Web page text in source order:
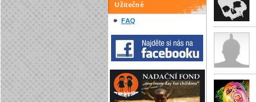
Užitečné
FAQ